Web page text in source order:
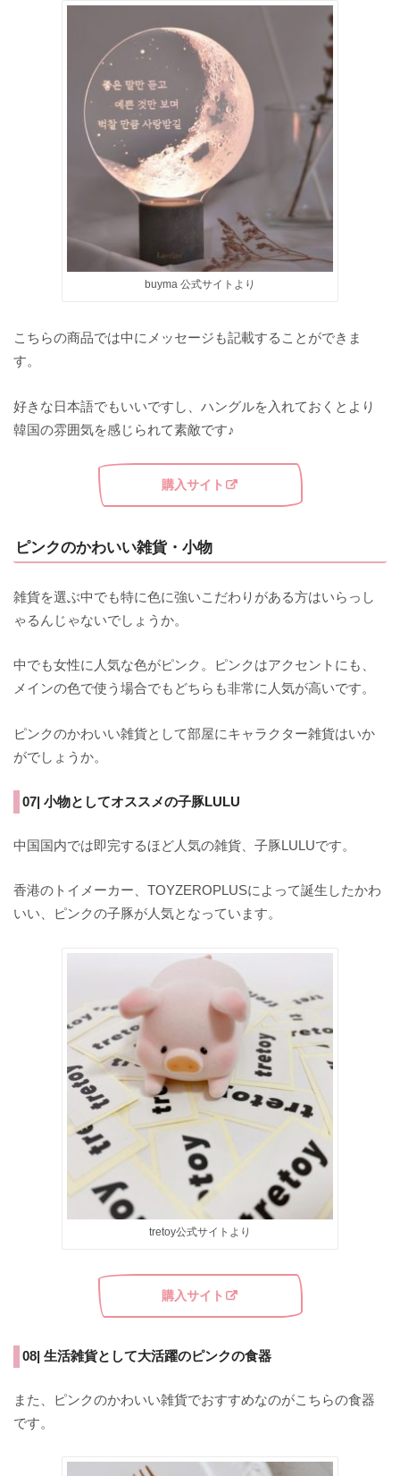
buyma 公式サイトより
こちらの商品では中にメッセージも記載することができま
す。
好きな日本語でもいいですし、ハングルを入れておくとより
韓国の雰囲気を感じられて素敵です♪
購入サイト
ピンクのかわいい雑貨・小物
雑貨を選ぶ中でも特に色に強いこだわりがある方はいらっし
ゃるんじゃないでしょうか。
中でも女性に人気な色がピンク。ピンクはアクセントにも、
メインの色で使う場合でもどちらも非常に人気が高いです。
ピンクのかわいい雑貨として部屋にキャラクター雑貨はいか
がでしょうか。
07| 小物としてオススメの子豚LULU
中国国内では即完するほど人気の雑貨、子豚LULUです。
香港のトイメーカー、TOYZEROPLUSによって誕生したかわ
いい、ピンクの子豚が人気となっています。
tretoy公式サイトより
購入サイト
08| 生活雑貨として大活躍のピンクの食器
また、ピンクのかわいい雑貨でおすすめなのがこちらの食器
です。